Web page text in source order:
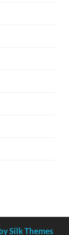
Silk Themes